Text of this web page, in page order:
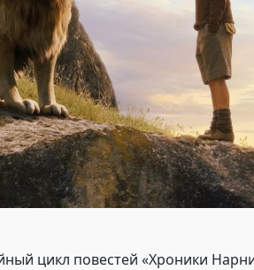
цикл повестей «Хроники